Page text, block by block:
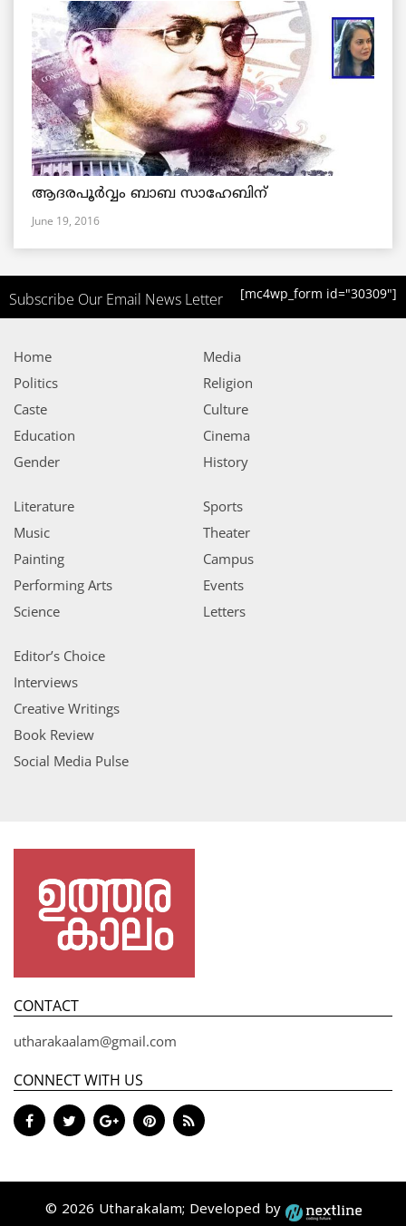
ആദരപൂര്‍വ്വം ബാബ സാഹേബിന്
June 19, 2016
Subscribe Our Email News Letter [mc4wp_form id="30309"]
Home
Politics
Caste
Education
Gender
Media
Religion
Culture
Cinema
History
Literature
Music
Painting
Performing Arts
Science
Sports
Theater
Campus
Events
Letters
Editor’s Choice
Interviews
Creative Writings
Book Review
Social Media Pulse
CONTACT
utharakaalam@gmail.com
CONNECT WITH US
© 2026 Utharakalam; Developed by